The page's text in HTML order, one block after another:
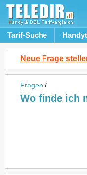
Tarif-Suche
Neue Frage
Fragen /
Wo finde ich